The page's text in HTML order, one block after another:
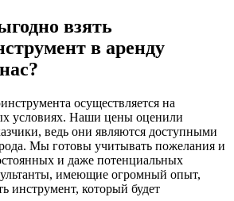
взять
в аренду
осуществляется на
условиях. Наши цены оценили
ведь они являются доступными
Мы готовы учитывать пожелания и
и даже потенциальных
имеющие огромный опыт,
инструмент, который будет